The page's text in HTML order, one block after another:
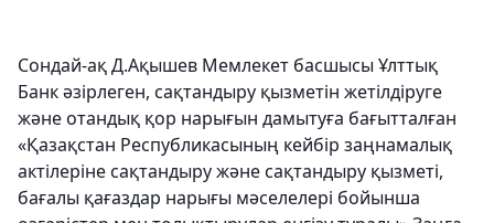
Сондай-ақ Д.Ақышев Мемлекет басшысы Ұлттық
Банк әзірлеген, сақтандыру қызметін жетілдіруге
және отандық қор нарығын дамытуға бағытталған
«Қазақстан Республикасының кейбір заңнамалық
актілеріне сақтандыру және сақтандыру қызметі,
бағалы қағаздар нарығы мәселелері бойынша